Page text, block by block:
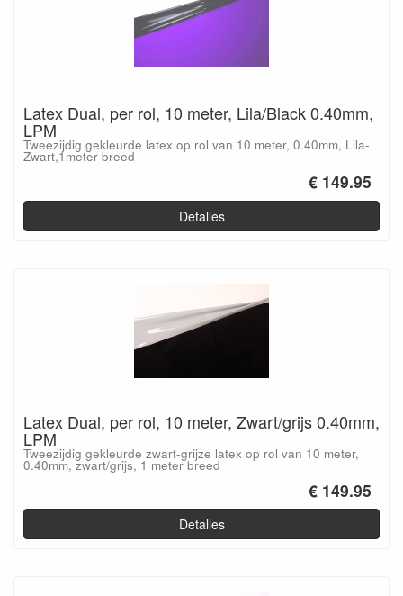
Latex Dual, per rol, 10 meter, Lila/Black 0.40mm,
LPM
Tweezijdig gekleurde latex op rol van 10 meter, 0.40mm, Lila-
Zwart,1meter breed
€ 149.95
Detalles
Latex Dual, per rol, 10 meter, Zwart/grijs 0.40mm,
LPM
Tweezijdig gekleurde zwart-grijze latex op rol van 10 meter,
0.40mm, zwart/grijs, 1 meter breed
€ 149.95
Detalles